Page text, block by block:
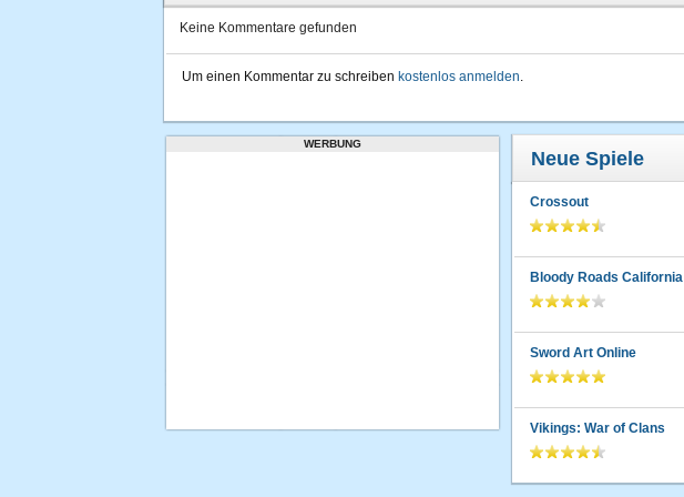
Keine Kommentare gefunden
Um einen Kommentar zu schreiben kostenlos anmelden.
WERBUNG
Neue Spiele
Crossout
Bloody Roads California
Sword Art Online
Vikings: War of Clans